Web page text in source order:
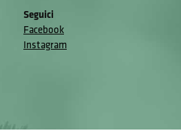
Seguici
Facebook
Instagram